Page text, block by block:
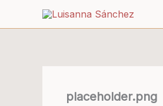
placeholder.png